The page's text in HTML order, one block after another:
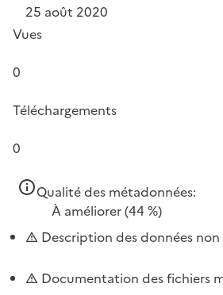
25 août 2020
Vues
0
Téléchargements
0
Qualité des métadonnées:
À améliorer(44 %)
Description des données non
Documentation des fichiers